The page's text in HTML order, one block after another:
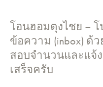
โอนฮอมตุงไชย –
ข้อความ (inbox) ด้
สอบจำนวนและแจ้
เสร็จครับ